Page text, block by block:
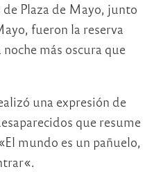
de Plaza de Mayo, junto
fueron la reserva
más oscura que
una expresión de
que resume
mundo es un pañuelo,